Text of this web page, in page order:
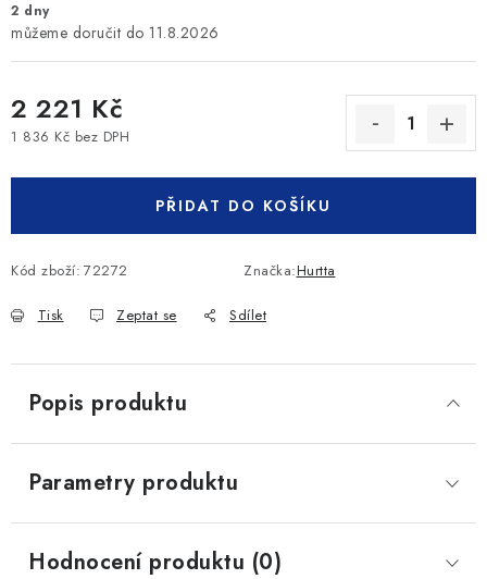
2 dny
11.8.2026
2 221 Kč
1 836 Kč bez DPH
PŘIDAT DO KOŠÍKU
Kód zboží: 72272 Značka:Hurtta
Tisk Zeptat se Sdílet
Popis produktu
Parametry produktu
Hodnocení produktu (0)